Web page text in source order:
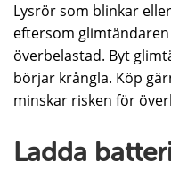
Lysrör som blinkar
eftersom
överbelastad. Byt
börjar krångla. Köp
minskar risken för
Ladda